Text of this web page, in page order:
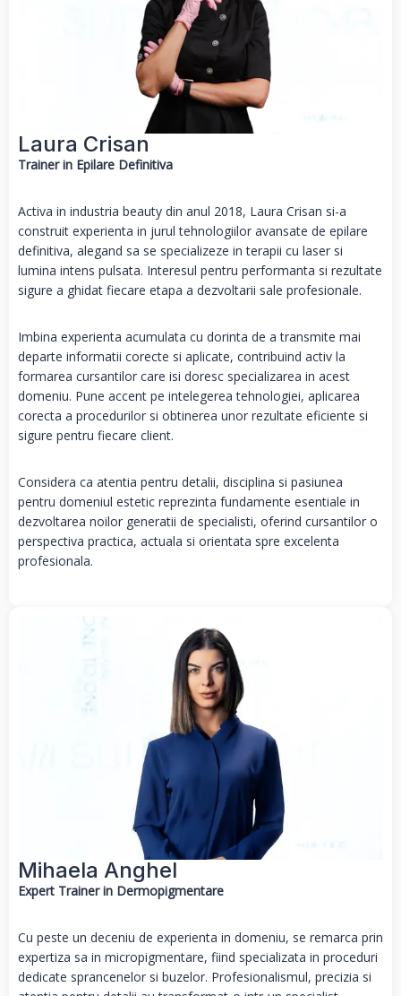
Laura Crisan
Trainer in Epilare Definitiva
Activa in industria beauty din anul 2018, Laura Crisan si-a
construit experienta in jurul tehnologiilor avansate de epilare
definitiva, alegand sa se specializeze in terapii cu laser si
lumina intens pulsata. Interesul pentru performanta si rezultate
sigure a ghidat fiecare etapa a dezvoltarii sale profesionale.
Imbina experienta acumulata cu dorinta de a transmite mai
departe informatii corecte si aplicate, contribuind activ la
formarea cursantilor care isi doresc specializarea in acest
domeniu. Pune accent pe intelegerea tehnologiei, aplicarea
corecta a procedurilor si obtinerea unor rezultate eficiente si
sigure pentru fiecare client.
Considera ca atentia pentru detalii, disciplina si pasiunea
pentru domeniul estetic reprezinta fundamente esentiale in
dezvoltarea noilor generatii de specialisti, oferind cursantilor o
perspectiva practica, actuala si orientata spre excelenta
profesionala.
Mihaela Anghel​
Expert Trainer in Dermopigmentare
Cu peste un deceniu de experienta in domeniu, se remarca prin
expertiza sa in micropigmentare, fiind specializata in proceduri
dedicate sprancenelor si buzelor. Profesionalismul, precizia si